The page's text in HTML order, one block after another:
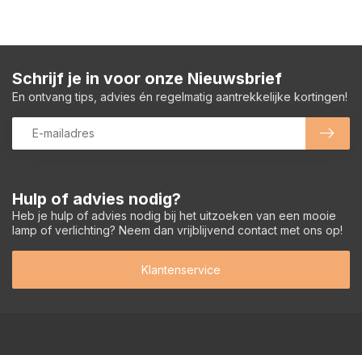
Hulp of advies nodig?
Heb je hulp of advies nodig bij het uitzoeken van een mooie
lamp of verlichting? Neem dan vrijblijvend contact met ons op!
Klantenservice
Schrijf je in voor onze Nieuwsbrief
En ontvang tips, advies én regelmatig aantrekkelijke kortingen!